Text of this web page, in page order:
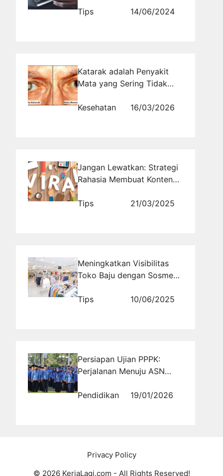
Tips
14/06/2024
Katarak adalah Penyakit
Mata yang Sering Tidak
Penanganannya
Kesehatan 16/03/2026
Jangan Lewatkan: Strategi
Rahasia Membuat Konten
Tips
21/03/2025
Meningkatkan Visibilitas
Toko Baju dengan Sosmed
Rajakomen.com
Tips 10/06/2025
Persiapan Ujian PPPK:
Perjalanan Menuju ASN
Pendidikan
19/01/2026
Privacy Policy
© 2026 KerjaLagi.com - All Rights Reserved!